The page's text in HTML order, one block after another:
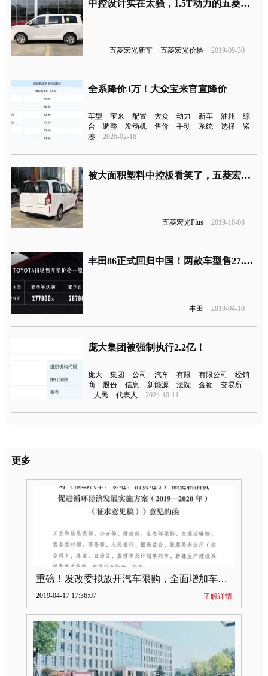
中控设计实在太骚，1.5T动力的五菱宏光Plus来了
五菱宏光新车 五菱宏光价格 2019-09-30
全系降价3万！大众宝来官宣降价
车型 宝来 配置 大众 动力 新车 油耗
综
合
调整 发动机 售价 手动 系统 选择
紧
凑
2026-02-16
被大面积塑料中控板看笑了，五菱宏光Plus将于本月上市
五菱宏光Plus 2019-10-08
丰田86正式回归中国！两款车型售27.78、28.78万
丰田 2019-04-10
庞大集团被强制执行2.2亿！
庞大 集团 公司 汽车 有限 有限公司
经销
商
股份 信息 新能源 法院 金额
交易所
人民
代表人 2024-10-11
更多
重磅！发改委拟放开汽车限购，全面增加车牌指标
2019-04-17 17:36:07 了解详情